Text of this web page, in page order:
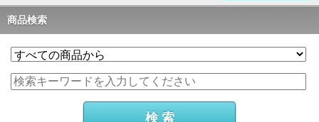
商品検索